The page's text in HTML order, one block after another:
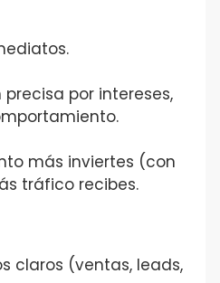
por intereses,
más inviertes (con
tráfico recibes.
claros (ventas, leads,